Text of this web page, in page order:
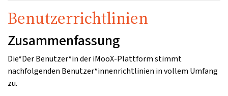
Benutzerrichtlinien
Zusammenfassung
Die*Der Benutzer*in der iMooX-Plattform stimmt
nachfolgenden Benutzer*innenrichtlinien in vollem Umfang
zu.